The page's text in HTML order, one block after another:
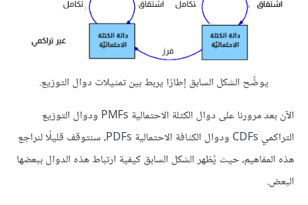
يوضِّح الشكل السابق إطارًا يربط بين تمثيلات دوال التوزيع.
الآن بعد مرورنا على دوال الكتلة الاحتمالية PMFs ودوال التوزيع
التراكمي CDFs ودوال الكثافة الاحتمالية PDFs، سنتوقف قليلًا لنراجع
هذه المفاهيم، حيث يُظهر الشكل السابق كيفية ارتباط هذه الدوال ببعضها
البعض.